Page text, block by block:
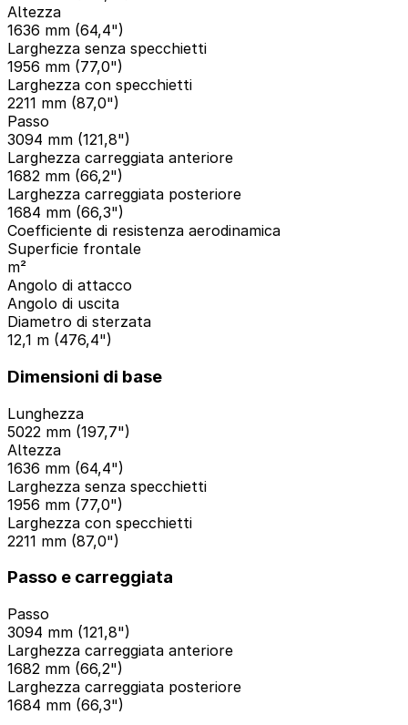
Altezza
1636 mm (64,4")
Larghezza senza specchietti
1956 mm (77,0")
Larghezza con specchietti
2211 mm (87,0")
Passo
3094 mm (121,8")
Larghezza carreggiata anteriore
1682 mm (66,2")
Larghezza carreggiata posteriore
1684 mm (66,3")
Coefficiente di resistenza aerodinamica
Superficie frontale
m²
Angolo di attacco
Angolo di uscita
Diametro di sterzata
12,1 m (476,4")
Dimensioni di base
Lunghezza
5022 mm (197,7")
Altezza
1636 mm (64,4")
Larghezza senza specchietti
1956 mm (77,0")
Larghezza con specchietti
2211 mm (87,0")
Passo e carreggiata
Passo
3094 mm (121,8")
Larghezza carreggiata anteriore
1682 mm (66,2")
Larghezza carreggiata posteriore
1684 mm (66,3")